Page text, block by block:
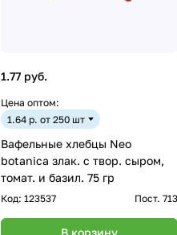
1.77 руб.
Цена оптом:
1.64 р. от 250 шт
Вафельные хлебцы Neo
botanica злак. с твор. сыром,
томат. и базил. 75 гр
Код: 123537 Пост. 713
В корзину